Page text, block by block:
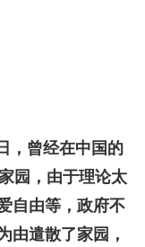
曾经在中国的
园，由于理论太
自由等，政府不
由遣散了家园，